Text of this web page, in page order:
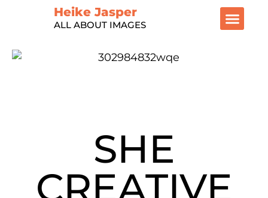
Heike Jasper
ALL ABOUT IMAGES
SHE
CREATIVE